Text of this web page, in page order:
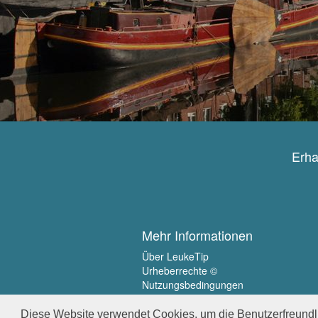
Diese Website verwendet Cookies, um die
Mehr Informationen
Über LeukeTip
Urheberrechte ©
Nutzungsbedingungen
Privatsphäre